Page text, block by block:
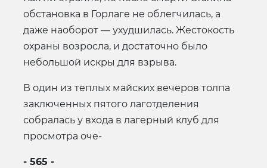
обстановка в Горлаге не облегчилась, а
даже наоборот — ухудшилась. Жестокость
охраны возросла, и достаточно было
небольшой искры для взрыва.
В один из теплых майских вечеров толпа
заключенных пятого лаготделения
собралась у входа в лагерный клуб для
просмотра оче-
- 565 -